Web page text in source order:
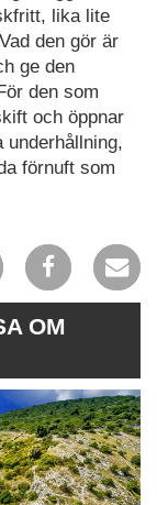
lika lite
den gör är
ge den
den som
och öppnar
underhållning,
förnuft som
OM